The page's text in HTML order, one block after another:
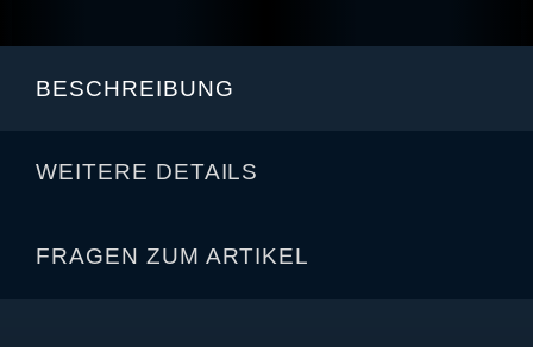
BESCHREIBUNG
WEITERE DETAILS
FRAGEN ZUM ARTIKEL